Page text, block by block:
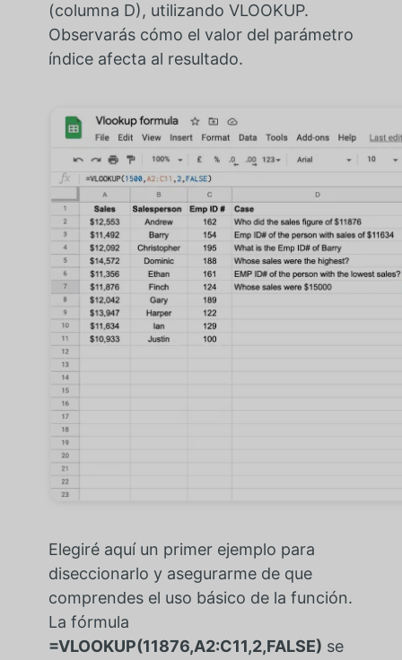
(columna D), utilizando VLOOKUP.
Observarás cómo el valor del parámetro
índice afecta al resultado.
Elegiré aquí un primer ejemplo para
diseccionarlo y asegurarme de que
comprendes el uso básico de la función.
La fórmula
=VLOOKUP(11876,A2:C11,2,FALSE) se